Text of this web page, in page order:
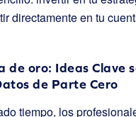
directamente en tu
de oro: Ideas Clave
de Parte Cero
tiempo, los